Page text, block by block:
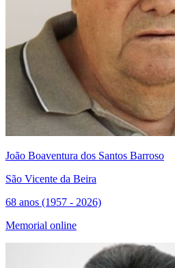
João Boaventura dos Santos Barroso
São Vicente da Beira
68 anos (1957 - 2026)
Memorial online